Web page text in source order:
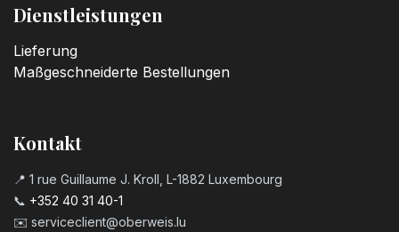
Dienstleistungen
Lieferung
Maßgeschneiderte Bestellungen
Kontakt
📍 1 rue Guillaume J. Kroll, L-1882 Luxembourg
📞 +352 40 31 40-1
✉️ serviceclient@oberweis.lu